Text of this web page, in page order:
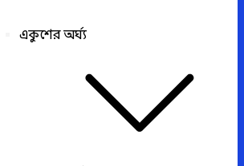
একুশের অর্ঘ্য